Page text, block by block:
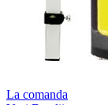
La comanda